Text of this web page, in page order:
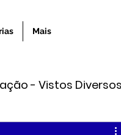
Mais
- Vistos Diversos